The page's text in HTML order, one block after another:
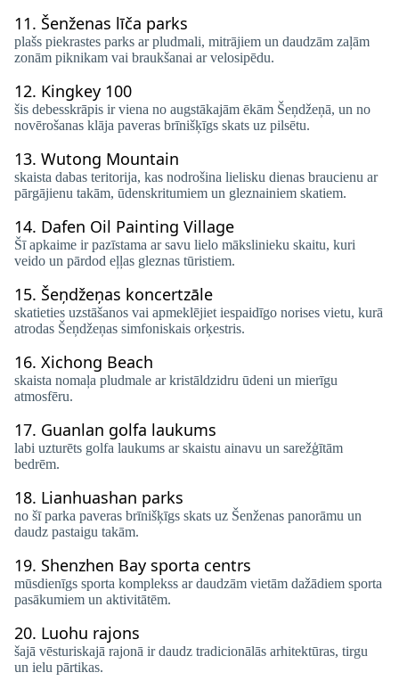
11. Šenženas līča parks
plašs piekrastes parks ar pludmali, mitrājiem un daudzām zaļām
zonām piknikam vai braukšanai ar velosipēdu.
12. Kingkey 100
šis debesskrāpis ir viena no augstākajām ēkām Šeņdžeņā, un no
novērošanas klāja paveras brīnišķīgs skats uz pilsētu.
13. Wutong Mountain
skaista dabas teritorija, kas nodrošina lielisku dienas braucienu ar
pārgājienu takām, ūdenskritumiem un gleznainiem skatiem.
14. Dafen Oil Painting Village
Šī apkaime ir pazīstama ar savu lielo mākslinieku skaitu, kuri
veido un pārdod eļļas gleznas tūristiem.
15. Šeņdžeņas koncertzāle
skatieties uzstāšanos vai apmeklējiet iespaidīgo norises vietu, kurā
atrodas Šeņdžeņas simfoniskais orķestris.
16. Xichong Beach
skaista nomaļa pludmale ar kristāldzidru ūdeni un mierīgu
atmosfēru.
17. Guanlan golfa laukums
labi uzturēts golfa laukums ar skaistu ainavu un sarežģītām
bedrēm.
18. Lianhuashan parks
no šī parka paveras brīnišķīgs skats uz Šenženas panorāmu un
daudz pastaigu takām.
19. Shenzhen Bay sporta centrs
mūsdienīgs sporta komplekss ar daudzām vietām dažādiem sporta
pasākumiem un aktivitātēm.
20. Luohu rajons
šajā vēsturiskajā rajonā ir daudz tradicionālās arhitektūras, tirgu
un ielu pārtikas.